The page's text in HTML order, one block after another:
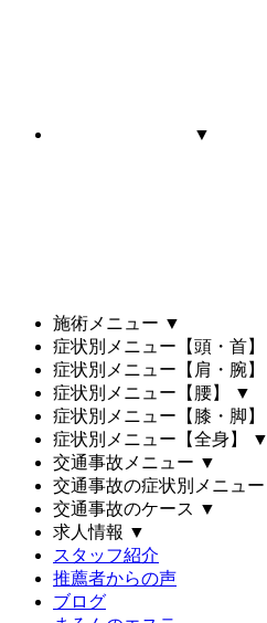
▼
施術メニュー ▼
症状別メニュー【頭・首】
症状別メニュー【肩・腕】
症状別メニュー【腰】
▼
症状別メニュー【膝・脚】
症状別メニュー【全身】
▼
交通事故メニュー ▼
交通事故の症状別メニュー
交通事故のケース ▼
求人情報 ▼
スタッフ紹介
推薦者からの声
ブログ